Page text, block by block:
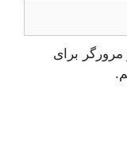
برای